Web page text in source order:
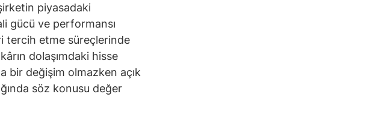
piyasadaki
gücü ve performansı
tercih etme süreçlerinde
dolaşımdaki hisse
bir değişim olmazken açık
söz konusu değer